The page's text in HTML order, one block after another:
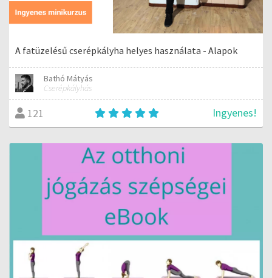
A fatüzelésű cserépkályha helyes használata - Alapok
Bathó Mátyás
Cserépkályhás
121 Ingyenes!